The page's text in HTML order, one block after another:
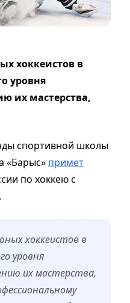
хоккеистов в
уровня
их мастерства,
спортивной школы
«Барыс» примет
по хоккею с
хоккеистов в
уровня
их мастерства,